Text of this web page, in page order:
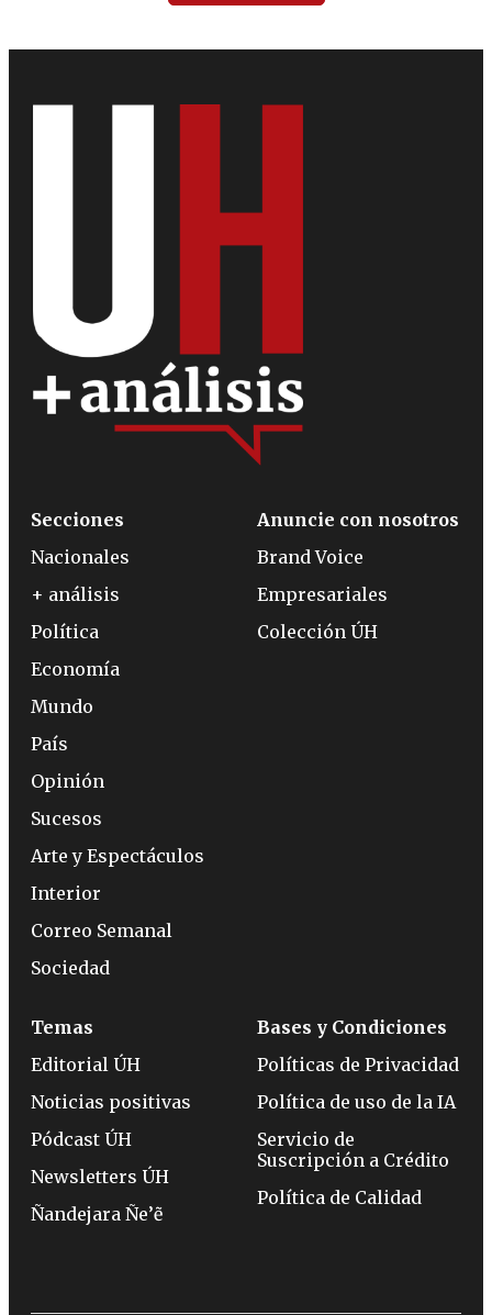
Secciones
Nacionales
+ análisis
Política
Economía
Mundo
País
Opinión
Sucesos
Arte y Espectáculos
Interior
Correo Semanal
Sociedad
Anuncie con nosotros
Brand Voice
Empresariales
Colección ÚH
Temas
Editorial ÚH
Noticias positivas
Pódcast ÚH
Newsletters ÚH
Ñandejara Ñe’ẽ
Bases y Condiciones
Políticas de Privacidad
Política de uso de la IA
Servicio de
Suscripción a Crédito
Política de Calidad